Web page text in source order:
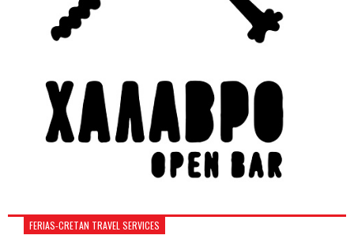
FERIAS-CRETAN TRAVEL SERVICES